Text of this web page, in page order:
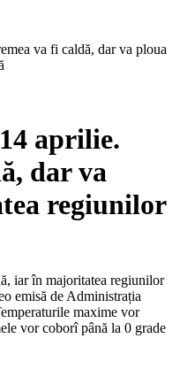
va fi caldă, dar va ploua
aprilie.
dar va
regiunilor
iar în majoritatea regiunilor
emisă de Administrația
maxime vor
vor coborî până la 0 grade